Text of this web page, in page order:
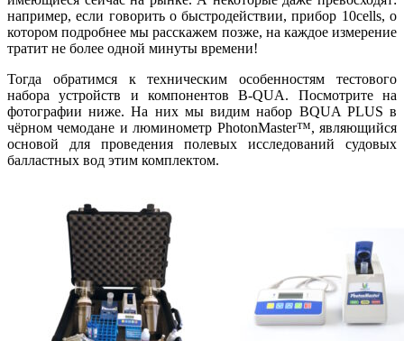
например, если говорить о быстродействии, прибор 10cells, о
котором подробнее мы расскажем позже, на каждое измерение
тратит не более одной минуты времени!
Тогда обратимся к техническим особенностям тестового
набора устройств и компонентов B-QUA. Посмотрите на
фотографии ниже. На них мы видим набор BQUA PLUS в
чёрном чемодане и люминометр PhotonMaster™, являющийся
основой для проведения полевых исследований судовых
балластных вод этим комплектом.